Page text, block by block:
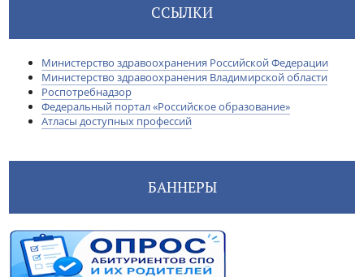
ССЫЛКИ
Министерство здравоохранения Российской Федерации
Министерство здравоохранения Владимирской области
Роспотребнадзор
Федеральный портал «Российское образование»
Атласы доступных профессий
БАННЕРЫ